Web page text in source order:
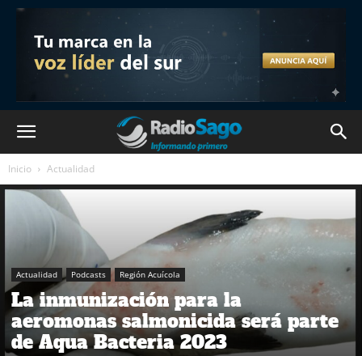
Inicio Actualidad
Actualidad Podcasts Región Acuícola
La inmunización para la
aeromonas salmonicida será parte
de Aqua Bacteria 2023